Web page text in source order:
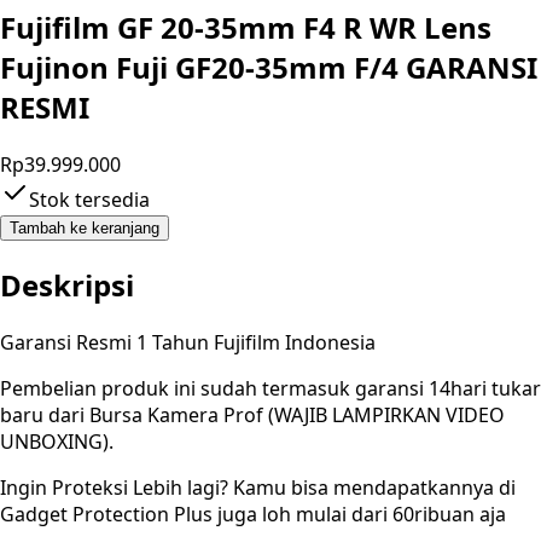
Fujifilm GF 20-35mm F4 R WR Lens
Fujinon Fuji GF20-35mm F/4 GARANSI
RESMI
Rp39.999.000
Stok tersedia
Tambah ke keranjang
Deskripsi
Garansi Resmi 1 Tahun Fujifilm Indonesia
Pembelian produk ini sudah termasuk garansi 14hari tukar
baru dari Bursa Kamera Prof (WAJIB LAMPIRKAN VIDEO
UNBOXING).
Ingin Proteksi Lebih lagi? Kamu bisa mendapatkannya di
Gadget Protection Plus juga loh mulai dari 60ribuan aja